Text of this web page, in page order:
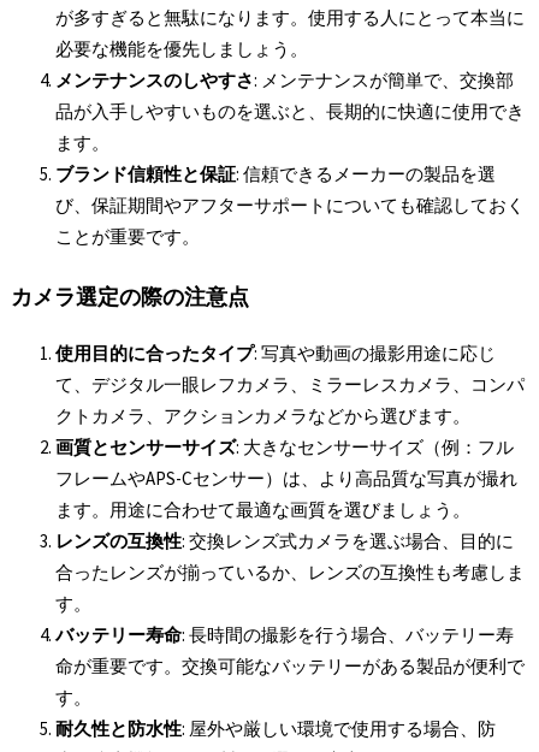
が多すぎると無駄になります。使用する人にとって本当に
必要な機能を優先しましょう。
メンテナンスのしやすさ: メンテナンスが簡単で、交換部
品が入手しやすいものを選ぶと、長期的に快適に使用でき
ます。
ブランド信頼性と保証: 信頼できるメーカーの製品を選
び、保証期間やアフターサポートについても確認しておく
ことが重要です。
カメラ選定の際の注意点
使用目的に合ったタイプ: 写真や動画の撮影用途に応じ
て、デジタル一眼レフカメラ、ミラーレスカメラ、コンパ
クトカメラ、アクションカメラなどから選びます。
画質とセンサーサイズ: 大きなセンサーサイズ（例：フル
フレームやAPS-Cセンサー）は、より高品質な写真が撮れ
ます。用途に合わせて最適な画質を選びましょう。
レンズの互換性: 交換レンズ式カメラを選ぶ場合、目的に
合ったレンズが揃っているか、レンズの互換性も考慮しま
す。
バッテリー寿命: 長時間の撮影を行う場合、バッテリー寿
命が重要です。交換可能なバッテリーがある製品が便利で
す。
耐久性と防水性: 屋外や厳しい環境で使用する場合、防